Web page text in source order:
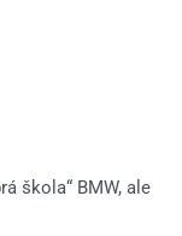
škola“ BMW, ale